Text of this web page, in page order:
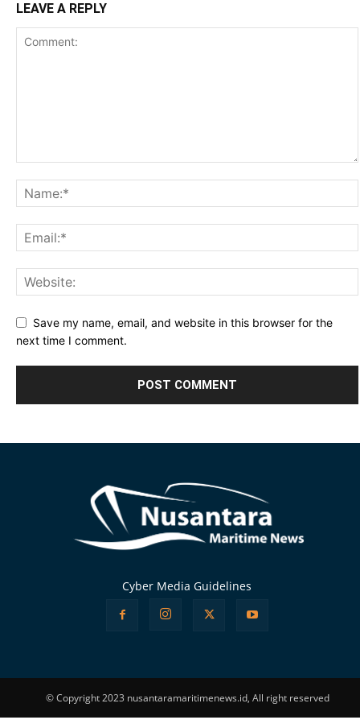
LEAVE A REPLY
Save my name, email, and website in this browser for the
next time I comment.
Cyber Media Guidelines
© Copyright 2023 nusantaramaritimenews.id, All right reserved